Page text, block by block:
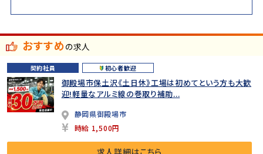
おすすめの求人
契約社員 初心者歓迎
御殿場市保土沢《土日休》工場は初めてという方も大歓
迎!軽量なアルミ線の巻取り補助...
静岡県御殿場市
時給 1,500円
求人詳細はこちら